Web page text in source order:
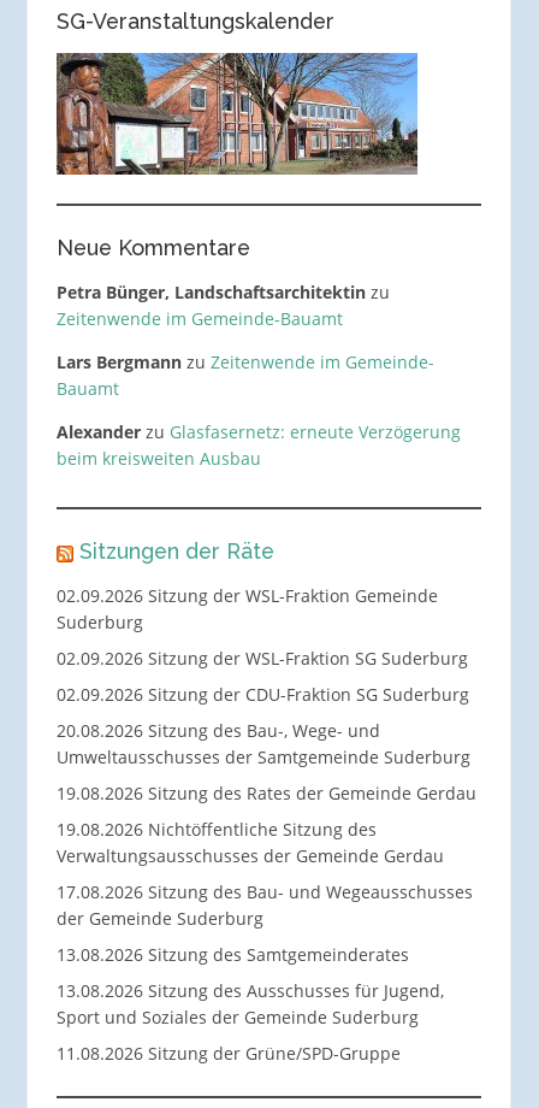
SG-Veranstaltungskalender
Neue Kommentare
Petra Bünger, Landschaftsarchitektinzu
Zeitenwende im Gemeinde-Bauamt
Lars Bergmannzu Zeitenwende im Gemeinde-
Bauamt
Alexanderzu Glasfasernetz: erneute Verzögerung
beim kreisweiten Ausbau
Sitzungen der Räte
02.09.2026 Sitzung der WSL-Fraktion Gemeinde
Suderburg
02.09.2026 Sitzung der WSL-Fraktion SG Suderburg
02.09.2026 Sitzung der CDU-Fraktion SG Suderburg
20.08.2026 Sitzung des Bau-, Wege- und
Umweltausschusses der Samtgemeinde Suderburg
19.08.2026 Sitzung des Rates der Gemeinde Gerdau
19.08.2026 Nichtöffentliche Sitzung des
Verwaltungsausschusses der Gemeinde Gerdau
17.08.2026 Sitzung des Bau- und Wegeausschusses
der Gemeinde Suderburg
13.08.2026 Sitzung des Samtgemeinderates
13.08.2026 Sitzung des Ausschusses für Jugend,
Sport und Soziales der Gemeinde Suderburg
11.08.2026 Sitzung der Grüne/SPD-Gruppe